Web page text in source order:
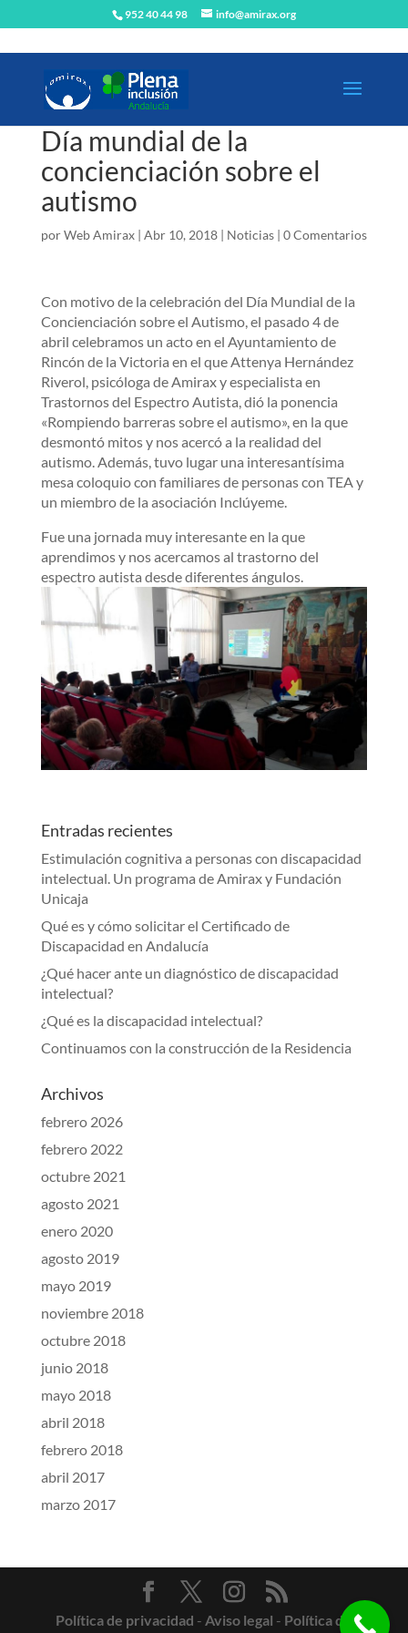
952 40 44 98 info@amirax.org
Día mundial de la
concienciación sobre el
autismo
porWeb Amirax| Abr 10, 2018| Noticias| 0 Comentarios
Con motivo de la celebración del Día Mundial de la
Concienciación sobre el Autismo, el pasado 4 de
abril celebramos un acto en el Ayuntamiento de
Rincón de la Victoria en el que Attenya Hernández
Riverol, psicóloga de Amirax y especialista en
Trastornos del Espectro Autista, dió la ponencia
«Rompiendo barreras sobre el autismo», en la que
desmontó mitos y nos acercó a la realidad del
autismo. Además, tuvo lugar una interesantísima
mesa coloquio con familiares de personas con TEA y
un miembro de la asociación Inclúyeme.
Fue una jornada muy interesante en la que
aprendimos y nos acercamos al trastorno del
espectro autista desde diferentes ángulos.
Entradas recientes
Estimulación cognitiva a personas con discapacidad
intelectual. Un programa de Amirax y Fundación
Unicaja
Qué es y cómo solicitar el Certificado de
Discapacidad en Andalucía
¿Qué hacer ante un diagnóstico de discapacidad
intelectual?
¿Qué es la discapacidad intelectual?
Continuamos con la construcción de la Residencia
Archivos
febrero 2026
febrero 2022
octubre 2021
agosto 2021
enero 2020
agosto 2019
mayo 2019
noviembre 2018
octubre 2018
junio 2018
mayo 2018
abril 2018
febrero 2018
abril 2017
marzo 2017
Política de privacidad -Aviso legal - Política de